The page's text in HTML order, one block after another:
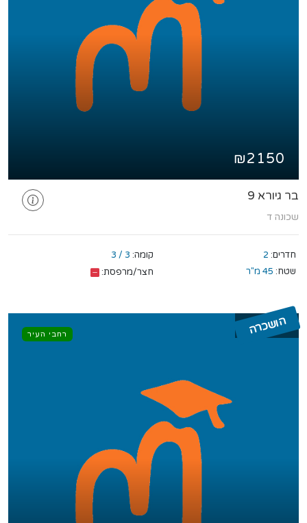
₪2150
בר גיורא 9
שכונה ד
חדרים: 2 קומה: 3 / 3
שטח: 45 מ"ר חצר/מרפסת:
רחבי העיר הושכרה